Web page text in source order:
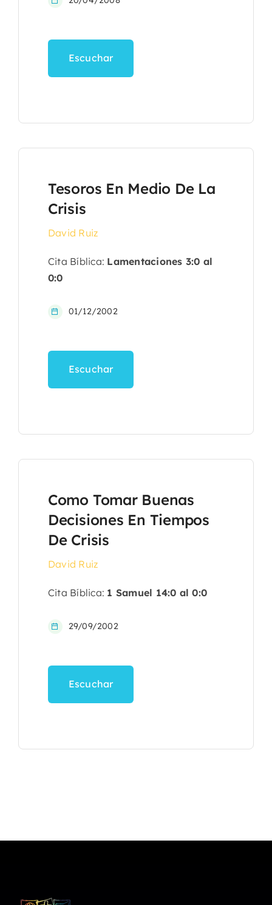
Escuchar
Tesoros En Medio De La
Crisis
David Ruiz
Cita Bíblica: Lamentaciones 3:0 al
0:0
01/12/2002
Escuchar
Como Tomar Buenas
Decisiones En Tiempos
De Crisis
David Ruiz
Cita Bíblica: 1 Samuel 14:0 al 0:0
29/09/2002
Escuchar